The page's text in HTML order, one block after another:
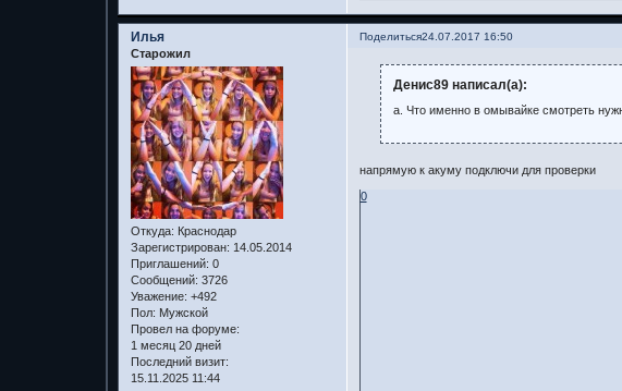
Поделиться24.07.2017 16:50
Илья
Старожил
Откуда: Краснодар
Зарегистрирован: 14.05.2014
Приглашений: 0
Сообщений: 3726
Уважение: +492
Пол: Мужской
Провел на форуме:
1 месяц 20 дней
Последний визит:
15.11.2025 11:44
Денис89 написал(а):
а. Что именно в омывайке смотреть
напрямую к акуму подключи для проверки
0